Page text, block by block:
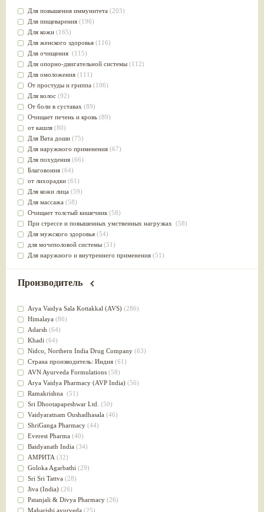
Для повышения иммунитета (203)
Для пищеварения (196)
Для кожи (165)
Для женского здоровья (116)
Для очищения (115)
Для опорно-двигательной системы (112)
Для омоложения (111)
От простуды и гриппа (106)
Для волос (92)
От боли в суставах (89)
Очищает печень и кровь (89)
от кашля (80)
Для Вата доши (75)
Для наружного применения (67)
Для похудения (66)
Благовония (64)
от лихорадки (61)
Для кожи лица (59)
Для массажа (58)
Очищает толстый кишечник(58)
При стрессе и повышенных умственных нагрузках (58)
Для мужского здоровья (54)
для мочеполовой системы (51)
Для наружного и внутреннего применения (51)
Для стабилизации деятельности ЦНС
Лечит опухоли и отеки(46)
Для медитации
выводит токсины
Для здоровья печени
Для тела(39)
для очищения крови(38)
При диабете(38)
Антиоксидант(37)
Для Капха(Кафа) доши
От паразитов(37)
При расстройстве желудка (36)
Успокоительное(36)
Для глаз(34)
от геморроя(34)
Противовоспалительное
Для Питта доши(32)
Для сердца(32)
Для сосудов головного мозга
Для полости рта(32)
Дефицит железа(31)
Производитель
Arya Vaidya Sala Kottakkal (AVS) (286)
Himalaya (86)
Adarsh (64)
Khadi (64)
Nidсo, Northern India Drug Company (63)
Страна производитель: Индия (61)
AVN Ayurveda Formulations (58)
Arya Vaidya Pharmacy (AVP India) (56)
Ramakrishna (51)
Sri Dhootapapeshwar Ltd. (50)
Vaidyaratnam Oushadhasala (46)
ShriGanga Pharmacy (44)
Everest Pharma (40)
Baidyanath India (34)
АМРИТА (32)
Goloka Agarbathi (29)
Sri Sri Tattva (28)
Jiva (India) (26)
Patanjali & Divya Pharmacy (26)
Maharishi ayurveda (25)